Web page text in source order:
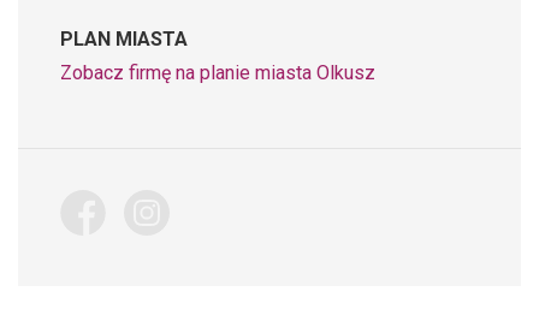
PLAN MIASTA
Zobacz firmę na planie miasta Olkusz